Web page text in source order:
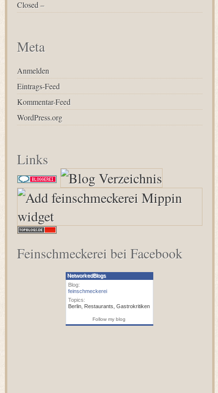
Closed –
Meta
Anmelden
Eintrags-Feed
Kommentar-Feed
WordPress.org
Links
Feinschmeckerei bei Facebook
NetworkedBlogs
Blog:
feinschmeckerei
Topics:
Berlin Restaurants ,Gastrokritiken
Follow my blog